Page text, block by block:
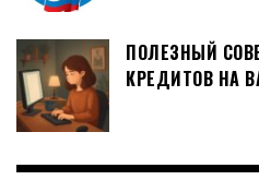
ПОЛЕЗНЫЙ
КРЕДИТОВ НА